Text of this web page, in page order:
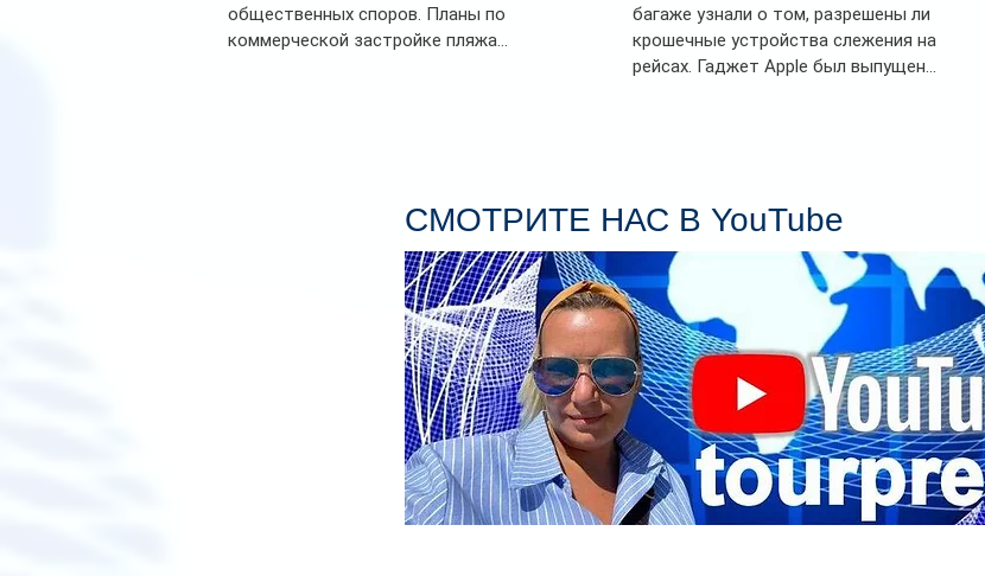
общественных споров. Планы по
коммерческой застройке пляжа...
багаже узнали о том, разрешены ли
крошечные устройства слежения на
рейсах. Гаджет Apple был выпущен...
СМОТРИТЕ НАС В YouTube